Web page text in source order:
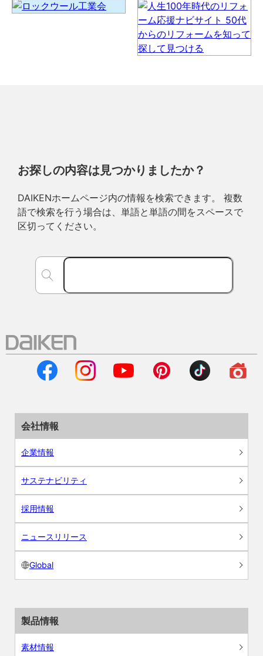
お探しの内容は見つかりましたか？
DAIKENホームページ内の情報を検索できます。 複数
語で検索を行う場合は、単語と単語の間をスペースで
区切ってください。
会社情報
企業情報
サステナビリティ
採用情報
ニュースリリース
Global
製品情報
素材情報